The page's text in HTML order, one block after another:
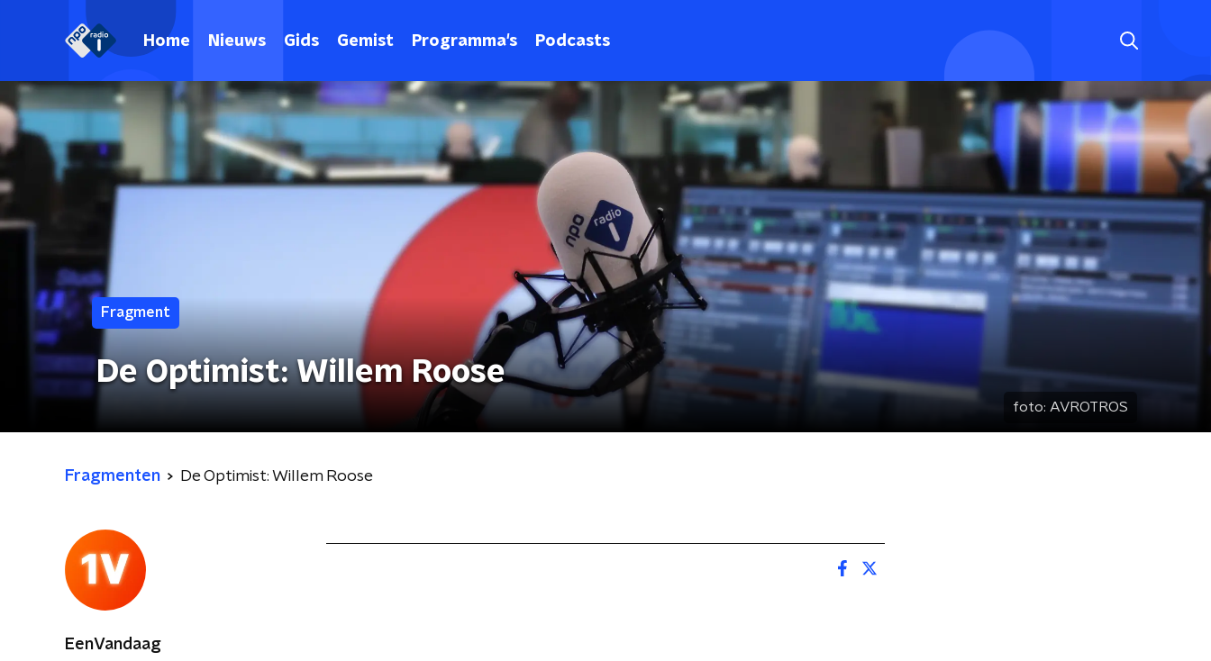
Home Nieuws Gids Gemist Programma's Podcasts
Fragment
De Optimist: Willem Roose
foto: AVROTROS
Fragmenten De Optimist: Willem Roose
EenVandaag